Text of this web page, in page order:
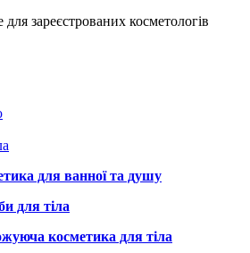
зареєстрованих косметологів
для ванної та душу
для тіла
косметика для тіла